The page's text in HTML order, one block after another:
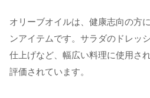
オリーブオイルは、健康志向の方
ンアイテムです。サラダのドレッ
仕上げなど、幅広い料理に使用さ
評価されています。